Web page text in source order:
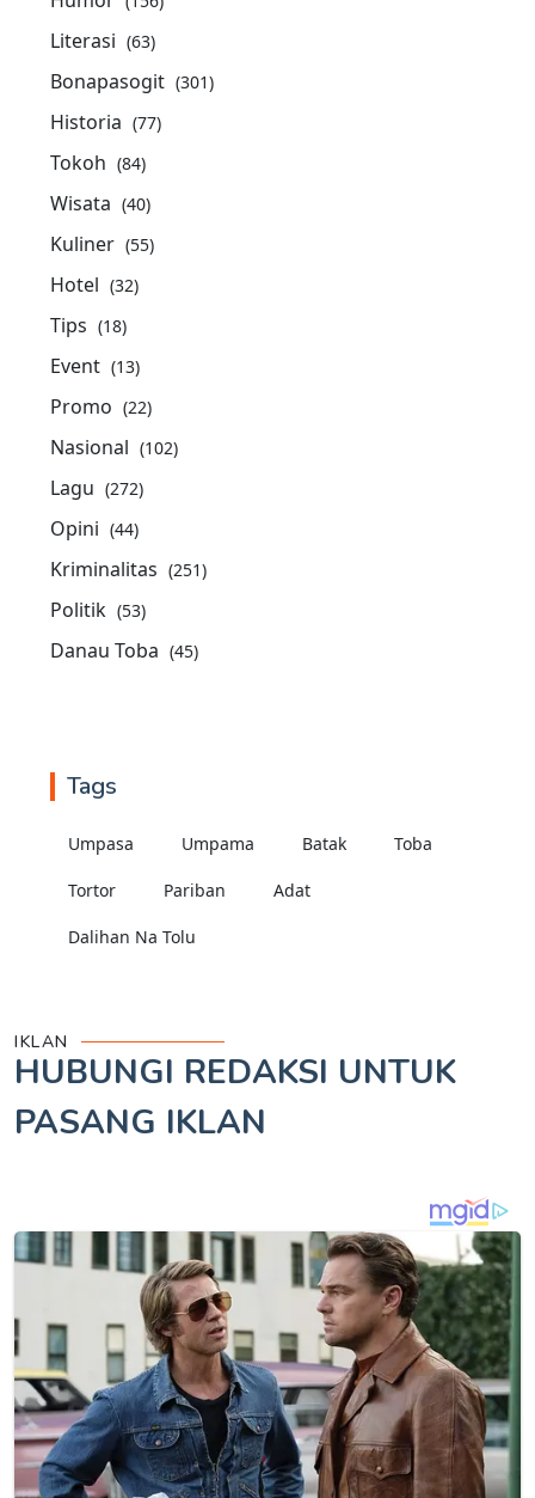
Literasi (63)
Bonapasogit (301)
Historia (77)
Tokoh (84)
Wisata (40)
Kuliner (55)
Hotel (32)
Tips (18)
Event (13)
Promo (22)
Nasional (102)
Lagu (272)
Opini (44)
Kriminalitas (251)
Politik (53)
Danau Toba (45)
Tags
Umpasa Umpama Batak Toba
Tortor Pariban Adat
Dalihan Na Tolu
IKLAN
HUBUNGI REDAKSI UNTUK
PASANG IKLAN